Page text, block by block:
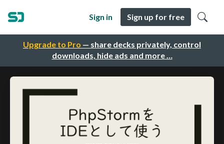
Upgrade to Pro — share decks privately, control
downloads, hide ads and more …
Sign in Sign up for free